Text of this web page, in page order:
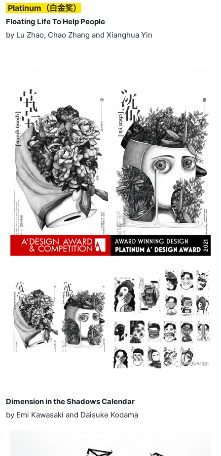
Platinum（白金奖）
Floating Life To Help People
by Lu Zhao, Chao Zhang and Xianghua Yin
Dimension in the Shadows Calendar
by Emi Kawasaki and Daisuke Kodama